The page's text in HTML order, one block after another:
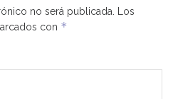
no será publicada.
Los
con *